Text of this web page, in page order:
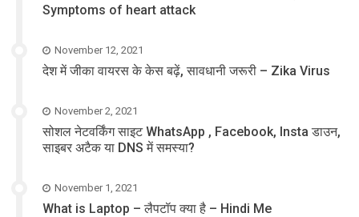
Symptoms of heart attack
November 12, 2021
देश में जीका वायरस के केस बढ़ें, सावधानी जरूरी – Zika Virus
November 2, 2021
सोशल नेटवर्किंग साइट WhatsApp , Facebook, Insta डाउन,
साइबर अटैक या DNS में समस्या?
November 1, 2021
What is Laptop – लैपटॉप क्या है – Hindi Me